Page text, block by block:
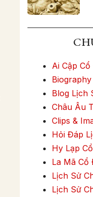
Ai Cập
Biography
Blog Lịch
Châu Âu
Clips &
Hỏi Đáp
Hy Lạp
La Mã Cổ
Lịch Sử
Lịch Sử